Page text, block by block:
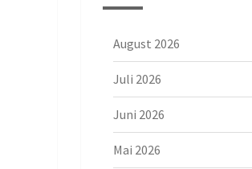
August 2026
Juli 2026
Juni 2026
Mai 2026